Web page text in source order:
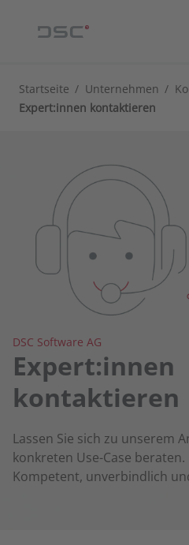
Startseite / Unternehmen /
Expert:innen kontaktieren
DSC Software AG
Expert:innen
kontaktieren
Lassen Sie sich zu unserem
konkreten Use-Case beraten.
Kompetent, unverbindlich